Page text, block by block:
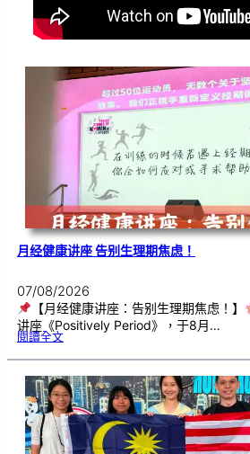
月经健康讲座 告别生理期焦虑！
07/08/2026
【月经健康讲座：告别生理期焦虑！】
讲座《Positively Period》，于8月…
閱讀全文:月
康
座
告
别
生
理
期
焦
虑
！